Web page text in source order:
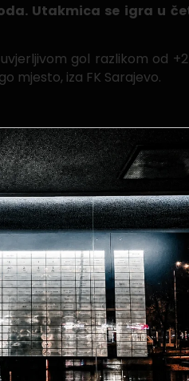
Utakmica se igra u
gol razlikom od
mjesto, iza FK Sarajevo.
u 15:30 sati.